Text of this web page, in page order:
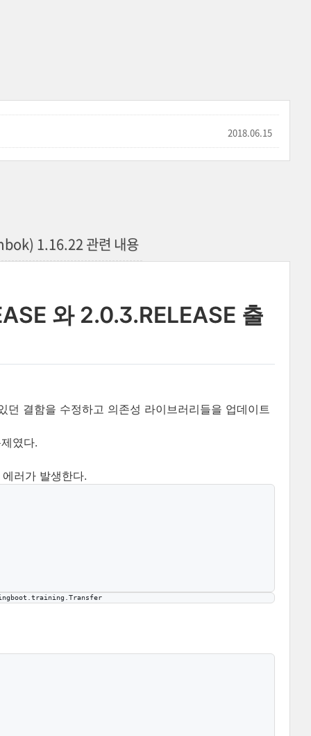
2018.06.15
1.16.22 관련 내용
와 2.0.3.RELEASE 출
결함을 수정하고 의존성 라이브러리들을 업데이트
였다.
러가 발생한다.
training Transfer